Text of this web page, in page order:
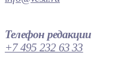
Телефон редакции
+7 495 232 63 33